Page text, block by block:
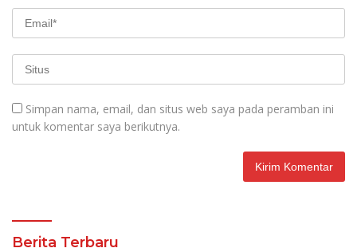
Simpan nama, email, dan situs web saya pada peramban ini
untuk komentar saya berikutnya.
Berita Terbaru